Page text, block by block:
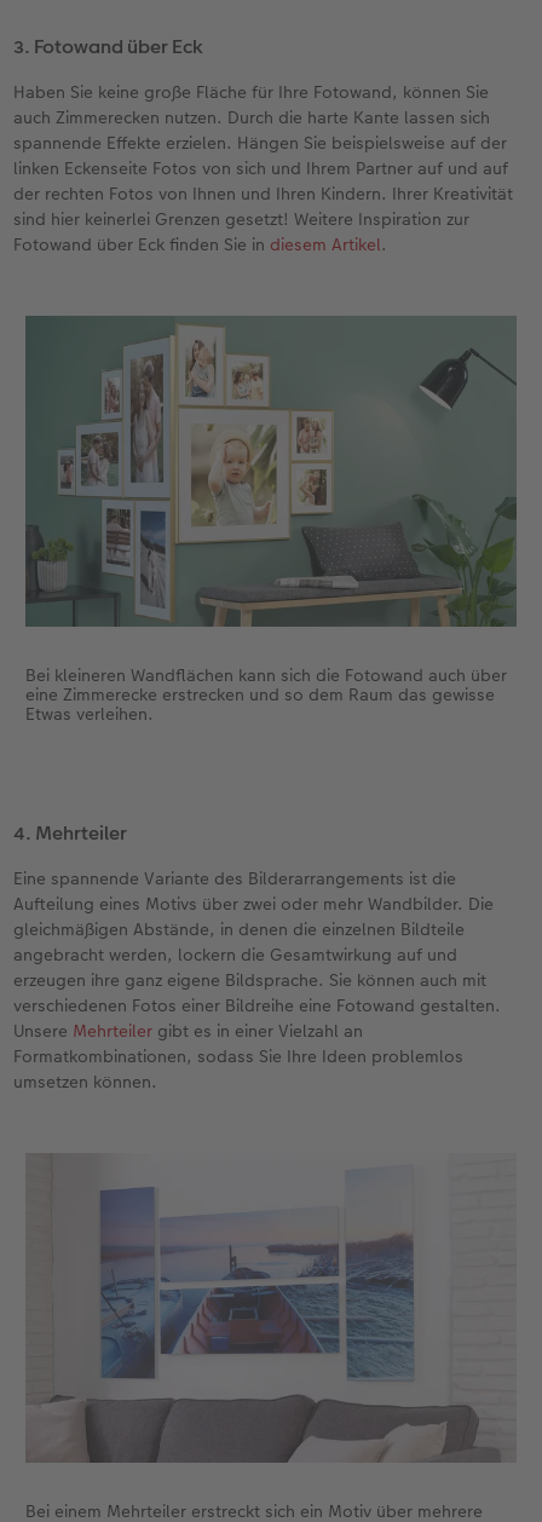
3. Fotowand über Eck
Haben Sie keine große Fläche für Ihre Fotowand, können Sie
auch Zimmerecken nutzen. Durch die harte Kante lassen sich
spannende Effekte erzielen. Hängen Sie beispielsweise auf der
linken Eckenseite Fotos von sich und Ihrem Partner auf und auf
der rechten Fotos von Ihnen und Ihren Kindern. Ihrer Kreativität
sind hier keinerlei Grenzen gesetzt! Weitere Inspiration zur
Fotowand über Eck finden Sie in diesem Artikel.
Bei kleineren Wandflächen kann sich die Fotowand auch über
eine Zimmerecke erstrecken und so dem Raum das gewisse
Etwas verleihen.
4. Mehrteiler
Eine spannende Variante des Bilderarrangements ist die
Aufteilung eines Motivs über zwei oder mehr Wandbilder. Die
gleichmäßigen Abstände, in denen die einzelnen Bildteile
angebracht werden, lockern die Gesamtwirkung auf und
erzeugen ihre ganz eigene Bildsprache. Sie können auch mit
verschiedenen Fotos einer Bildreihe eine Fotowand gestalten.
Unsere Mehrteiler gibt es in einer Vielzahl an
Formatkombinationen, sodass Sie Ihre Ideen problemlos
umsetzen können.
Bei einem Mehrteiler erstreckt sich ein Motiv über mehrere